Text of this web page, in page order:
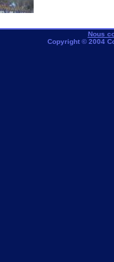
Nous
Copyright © 2004